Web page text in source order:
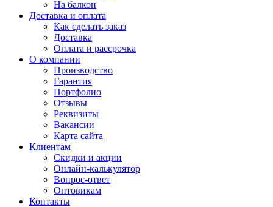
На балкон
Доставка и оплата
Как сделать заказ
Доставка
Оплата и рассрочка
О компании
Производство
Гарантия
Портфолио
Отзывы
Реквизиты
Вакансии
Карта сайта
Клиентам
Скидки и акции
Онлайн-калькулятор
Вопрос-ответ
Оптовикам
Контакты